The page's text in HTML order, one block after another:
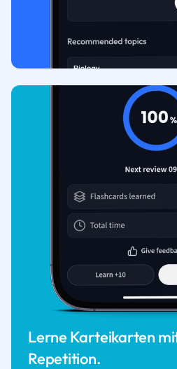
Lerne Karteikarten
Repetition.